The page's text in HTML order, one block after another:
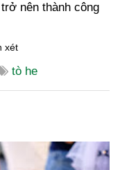
nên thành công
xét
tò he